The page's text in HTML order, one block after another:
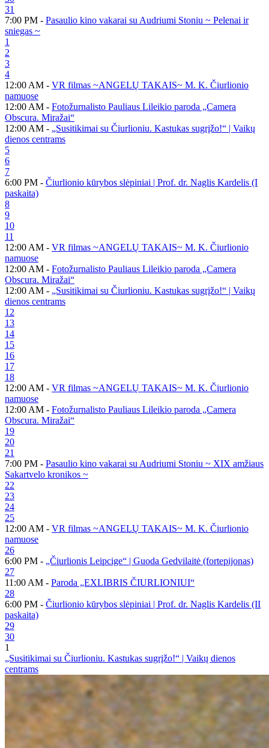
31
7:00 PM - Pasaulio kino vakarai su Audriumi Stoniu ~ Pelenai ir
sniegas ~
1
2
3
4
12:00 AM - VR filmas ~ANGELŲ TAKAIS~ M. K. Čiurlionio
namuose
12:00 AM - Fotožurnalisto Pauliaus Lileikio paroda „Camera
Obscura. Miražai“
12:00 AM - „Susitikimai su Čiurlioniu. Kastukas sugrįžo!“ | Vaikų
dienos centrams
5
6
7
6:00 PM - Čiurlionio kūrybos slėpiniai | Prof. dr. Naglis Kardelis (I
paskaita)
8
9
10
11
12:00 AM - VR filmas ~ANGELŲ TAKAIS~ M. K. Čiurlionio
namuose
12:00 AM - Fotožurnalisto Pauliaus Lileikio paroda „Camera
Obscura. Miražai“
12:00 AM - „Susitikimai su Čiurlioniu. Kastukas sugrįžo!“ | Vaikų
dienos centrams
12
13
14
15
16
17
18
12:00 AM - VR filmas ~ANGELŲ TAKAIS~ M. K. Čiurlionio
namuose
12:00 AM - Fotožurnalisto Pauliaus Lileikio paroda „Camera
Obscura. Miražai“
19
20
21
7:00 PM - Pasaulio kino vakarai su Audriumi Stoniu ~ XIX amžiaus
Sakartvelo kronikos ~
22
23
24
25
12:00 AM - VR filmas ~ANGELŲ TAKAIS~ M. K. Čiurlionio
namuose
26
6:00 PM - „Čiurlionis Leipcige“ | Guoda Gedvilaitė (fortepijonas)
27
11:00 AM - Paroda „EXLIBRIS ČIURLIONIUI“
28
6:00 PM - Čiurlionio kūrybos slėpiniai | Prof. dr. Naglis Kardelis (II
paskaita)
29
30
1
„Susitikimai su Čiurlioniu. Kastukas sugrįžo!“ | Vaikų dienos
centrams